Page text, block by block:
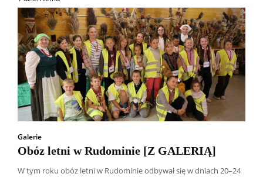
Galerie
Obóz letni w Rudominie [Z GALERIĄ]
W tym roku obóz letni w Rudominie odbywał się w dniach 20–24